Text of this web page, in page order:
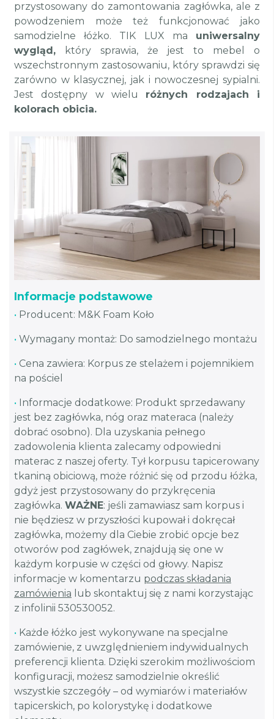
przystosowany do zamontowania zagłówka, ale z
powodzeniem może też funkcjonować jako
samodzielne łóżko. TIK LUX ma uniwersalny
wygląd, który sprawia, że jest to mebel o
wszechstronnym zastosowaniu, który sprawdzi się
zarówno w klasycznej, jak i nowoczesnej sypialni.
Jest dostępny w wielu różnych rodzajach i
kolorach obicia.
Informacje podstawowe
• Producent: M&K Foam Koło
• Wymagany montaż: Do samodzielnego montażu
• Cena zawiera: Korpus ze stelażem i pojemnikiem
na pościel
• Informacje dodatkowe: Produkt sprzedawany
jest bez zagłówka, nóg oraz materaca (należy
dobrać osobno). Dla uzyskania pełnego
zadowolenia klienta zalecamy odpowiedni
materac z naszej oferty. Tył korpusu tapicerowany
tkaniną obiciową, może różnić się od przodu łóżka,
gdyż jest przystosowany do przykręcenia
zagłówka. WAŻNE: jeśli zamawiasz sam korpus i
nie będziesz w przyszłości kupował i dokręcał
zagłówka, możemy dla Ciebie zrobić opcje bez
otworów pod zagłówek, znajdują się one w
każdym korpusie w części od głowy. Napisz
informacje w komentarzu podczas składania
zamówienia lub skontaktuj się z nami korzystając
z infolinii 530530052.
• Każde łóżko jest wykonywane na specjalne
zamówienie, z uwzględnieniem indywidualnych
preferencji klienta. Dzięki szerokim możliwościom
konfiguracji, możesz samodzielnie określić
wszystkie szczegóły – od wymiarów i materiałów
tapicerskich, po kolorystykę i dodatkowe